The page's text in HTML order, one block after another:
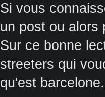
Si vous
un post ou alors
Sur ce bonne
streeters qui
qu'est barcelone.